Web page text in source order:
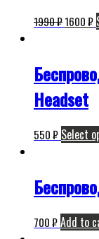
1990₽1600₽
Headset
550₽ Select
700₽Add to